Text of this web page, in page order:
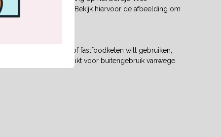
je restaurant of café. Bekijk hiervoor de afbeelding om
café, lunchroom of fastfoodketen wilt gebruiken,
zijn minder geschikt voor buitengebruik vanwege